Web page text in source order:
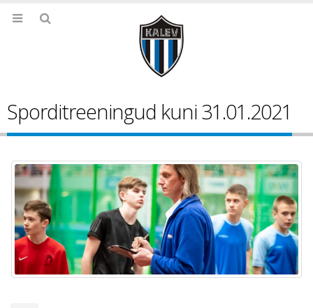
Sporditreeningud kuni 31.01.2021